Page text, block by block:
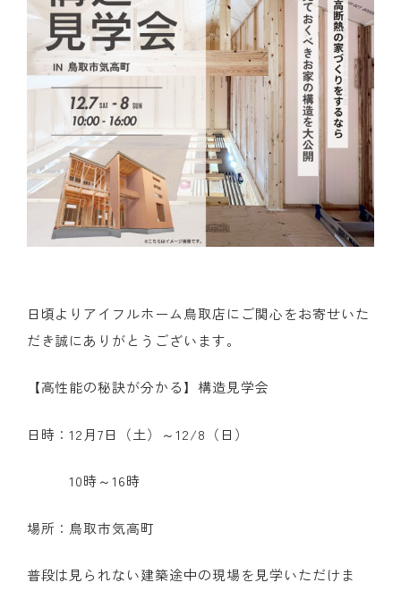
日頃よりアイフルホーム鳥取店にご関心をお寄せいた
だき誠にありがとうございます。
【高性能の秘訣が分かる】構造見学会
日時：12月7日（土）～12/8（日）
10時～16時
場所：鳥取市気高町
普段は見られない建築途中の現場を見学いただけま